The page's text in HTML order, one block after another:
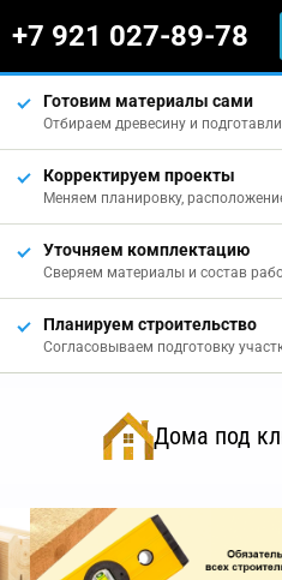
+7 921 027-89-78
Готовим материалы сами
Отбираем древесину и
Корректируем проекты
Меняем планировку,
Уточняем комплектацию
Сверяем материалы и состав
Планируем строительство
Согласовываем подготовку
Дома под